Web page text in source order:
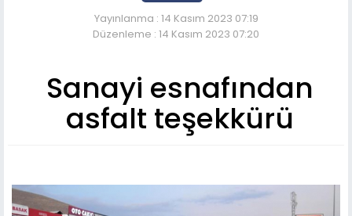
Yayınlanma : 14 Kasım 2023 07:19
Düzenleme : 14 Kasım 2023 07:20
Sanayi esnafından
asfalt teşekkürü